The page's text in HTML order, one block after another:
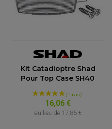
(2 avis)
Kit Catadioptre Shad
Pour Top Case SH40
16,06 €
au lieu de 17,85 €